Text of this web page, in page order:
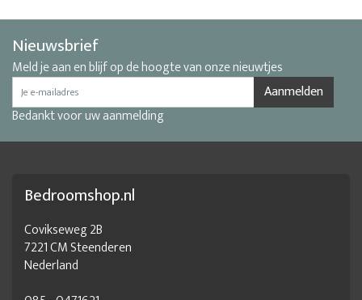
Nieuwsbrief
Meld je aan en blijf op de hoogte van onze nieuwtjes
Aanmelden
Bedankt voor uw aanmelding
Bedroomshop.nl
Covikseweg 2B
7221 CM Steenderen
Nederland